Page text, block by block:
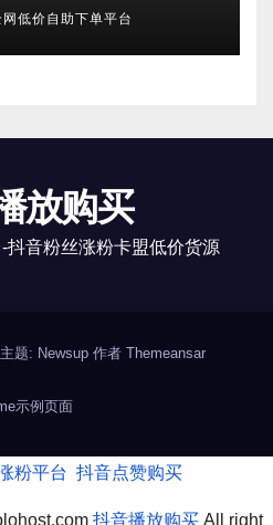
网低价自助下单平台
放购买
抖音粉丝涨粉卡盟低价货源
主题: Newsup 作者 Themeansar
示例页面
粉平台 抖音点赞购买
抖音播放购买All right